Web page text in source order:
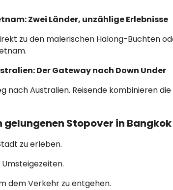
Zwei Länder, unzählige Erlebnisse
zu den malerischen Halong-Buchten
Der Gateway nach Down Under
nach Australien. Reisende kombinieren
gelungenen Stopover in Bangkok
zu erleben.
dem Verkehr zu entgehen.